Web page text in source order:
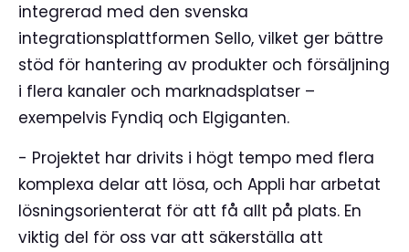
integrerad med den svenska
integrationsplattformen Sello, vilket ger bättre
stöd för hantering av produkter och försäljning
i flera kanaler och marknadsplatser –
exempelvis Fyndiq och Elgiganten.
- Projektet har drivits i högt tempo med flera
komplexa delar att lösa, och Appli har arbetat
lösningsorienterat för att få allt på plats. En
viktig del för oss var att säkerställa att